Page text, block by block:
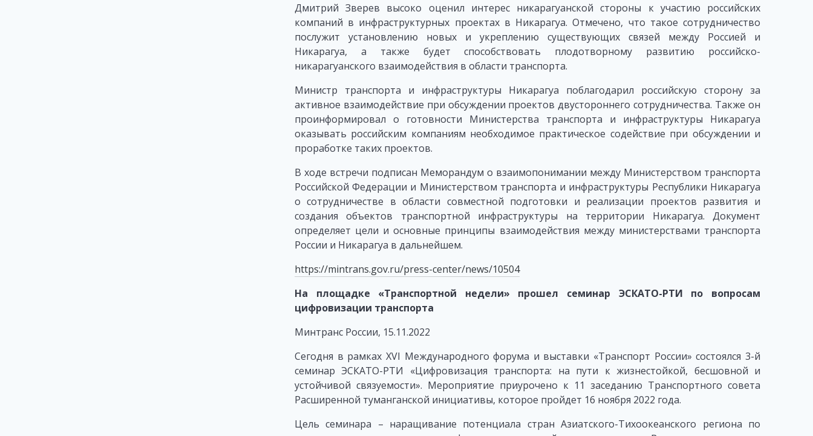
Дмитрий Зверев высоко оценил интерес никарагуанской стороны к участию российских
компаний в инфраструктурных проектах в Никарагуа. Отмечено, что такое сотрудничество
послужит установлению новых и укреплению существующих связей между Россией и
Никарагуа, а также будет способствовать плодотворному развитию российско-
никарагуанского взаимодействия в области транспорта.
Министр транспорта и инфраструктуры Никарагуа поблагодарил российскую сторону за
активное взаимодействие при обсуждении проектов двустороннего сотрудничества. Также он
проинформировал о готовности Министерства транспорта и инфраструктуры Никарагуа
оказывать российским компаниям необходимое практическое содействие при обсуждении и
проработке таких проектов.
В ходе встречи подписан Меморандум о взаимопонимании между Министерством транспорта
Российской Федерации и Министерством транспорта и инфраструктуры Республики Никарагуа
о сотрудничестве в области совместной подготовки и реализации проектов развития и
создания объектов транспортной инфраструктуры на территории Никарагуа. Документ
определяет цели и основные принципы взаимодействия между министерствами транспорта
России и Никарагуа в дальнейшем.
https://mintrans.gov.ru/press-center/news/10504
На площадке «Транспортной недели» прошел семинар ЭСКАТО-РТИ по вопросам
цифровизации транспорта
Минтранс России, 15.11.2022
Сегодня в рамках XVI Международного форума и выставки «Транспорт России» состоялся 3-й
семинар ЭСКАТО-РТИ «Цифровизация транспорта: на пути к жизнестойкой, бесшовной и
устойчивой связуемости». Мероприятие приурочено к 11 заседанию Транспортного совета
Расширенной туманганской инициативы, которое пройдет 16 ноября 2022 года.
Цель семинара – наращивание потенциала стран Азиатского-Тихоокеанского региона по